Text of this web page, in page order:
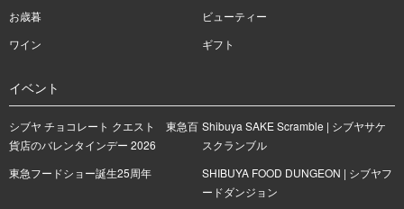
お歳暮
ビューティー
ワイン
ギフト
イベント
シブヤ チョコレート クエスト 東急百
貨店のバレンタインデー 2026
Shibuya SAKE Scramble | シブヤサケ
スクランブル
東急フードショー誕生25周年
SHIBUYA FOOD DUNGEON | シブヤフ
ードダンジョン